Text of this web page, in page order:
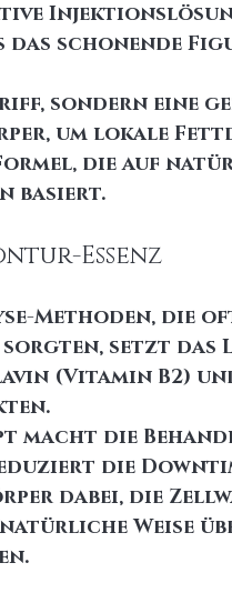
schonende
sondern eine
um lokale
die auf
basiert.
Essenz
Methoden, die
setzt das
(Vitamin B2)
macht die
die
dabei, die
Weise